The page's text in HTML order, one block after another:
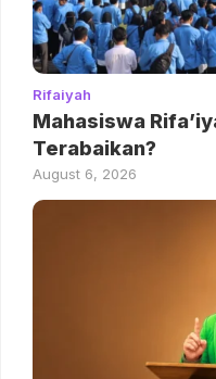
Rifaiyah
Mahasiswa
Terabaikan?
August 6, 2026